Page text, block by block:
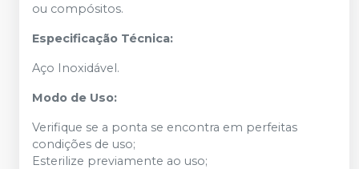
ou compósitos.
Especificação Técnica:
Aço Inoxidável.
Modo de Uso:
Verifique se a ponta se encontra em perfeitas
condições de uso;
Esterilize previamente ao uso;